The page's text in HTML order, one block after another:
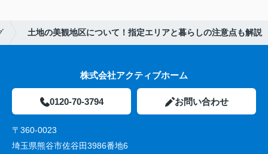
土地の美観地区について！指定エリアと暮らしの注意点も解説
株式会社アクティブホーム
0120-70-3794 お問い合わせ
〒360-0023
埼玉県熊谷市佐谷田3986番地6